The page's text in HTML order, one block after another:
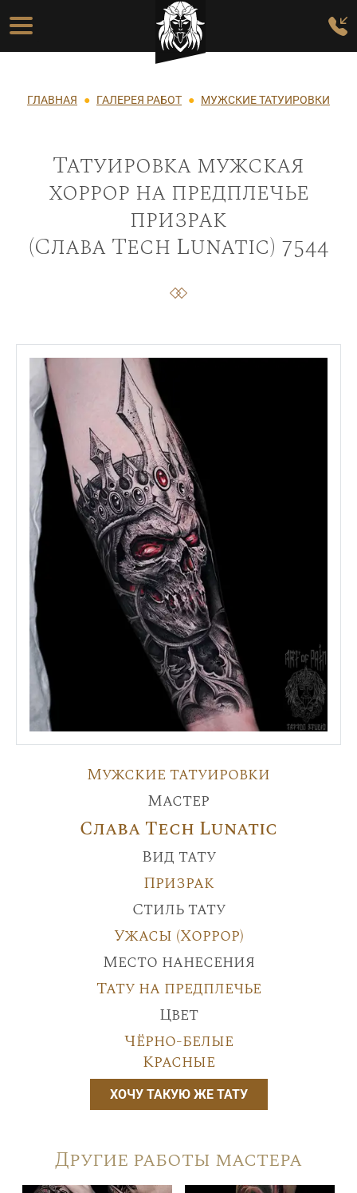
Перейти к основному содержанию
Основная навигация
Строка навигации
ГЛАВНАЯ ГАЛЕРЕЯ РАБОТ МУЖСКИЕ ТАТУИРОВКИ
Татуировка мужская
хоррор на предплечье
призрак
(Слава Tech Lunatic) 7544
Мужские татуировки
Мастер
Слава Tech Lunatic
Вид тату
Призрак
Стиль тату
Ужасы (Хоррор)
Место нанесения
Тату на предплечье
Цвет
Чёрно-белые
Красные
ХОЧУ ТАКУЮ ЖЕ ТАТУ
Другие работы мастера